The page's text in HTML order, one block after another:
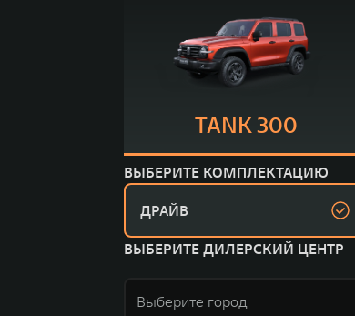
TANK 300
ВЫБЕРИТЕ КОМПЛЕКТАЦИЮ
ДРАЙВ
ВЫБЕРИТЕ ДИЛЕРСКИЙ ЦЕНТР
Выберите город